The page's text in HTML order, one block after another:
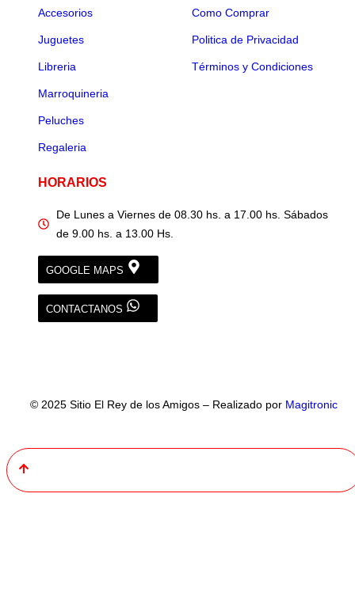
Accesorios
Juguetes
Libreria
Marroquineria
Peluches
Regaleria
Como Comprar
Politica de Privacidad
Términos y Condiciones
HORARIOS
De Lunes a Viernes de 08.30 hs. a 17.00 hs. Sábados
de 9.00 hs. a 13.00 Hs.
GOOGLE MAPS
CONTACTANOS
© 2025 Sitio El Rey de los Amigos – Realizado por Magitronic